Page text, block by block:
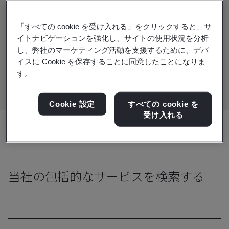
地域の知る権利に関する法律（EPCRA）、お
よび知る権利法（RTK）のためのガイダンスを
提供します。
当社の包括的なサービスを検索する
「すべての cookie を受け入れる」をクリックすると、サ
イトナビゲーションを強化し、サイトの使用状況を分析
し、弊社のマーケティング活動を支援するために、デバ
イスに Cookie を保存することに同意したことになりま
す。
Cookie 設定
すべての cookie を
受け入れる